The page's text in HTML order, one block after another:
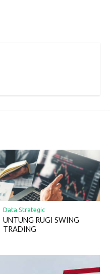
Data Strategic
UNTUNG RUGI SWING
TRADING